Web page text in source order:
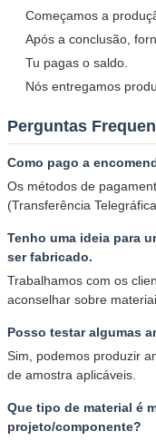
Começamos a
Após a conclusão,
Tu pagas o saldo.
Nós entregamos
Perguntas
Como pago a
Os métodos de
(Transferência
Tenho uma ideia para
ser fabricado.
Trabalhamos com os
aconselhar sobre
Posso testar algumas
Sim, podemos produzir
de amostra aplicáveis.
Que tipo de material é
projeto/componente?